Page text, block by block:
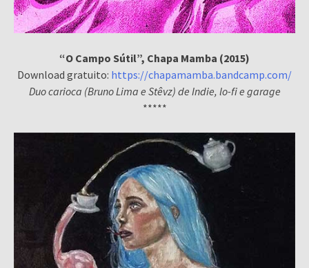
“O Campo Sútil”, Chapa Mamba (2015)
Download gratuito: https://chapamamba.bandcamp.com/
Duo carioca (Bruno Lima e Stêvz) de Indie, lo-fi e garage
*****